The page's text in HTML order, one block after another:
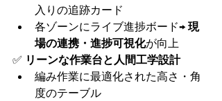
入りの追跡カード
各ゾーンにライブ進捗ボード→ 現
場の連携・進捗可視化が向上
✅ リーンな作業台と人間工学設計
編み作業に最適化された高さ・角
度のテーブル